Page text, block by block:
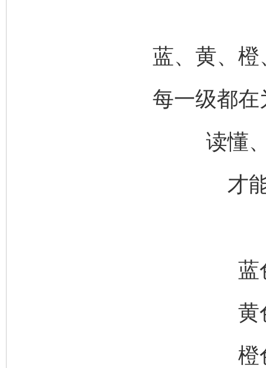
蓝、黄、
每一级都
读懂
才
蓝
黄
橙
一纸欠